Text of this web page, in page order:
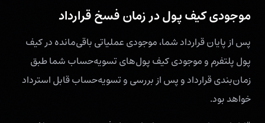
موجودی کیف پول در زمان فسخ قرارداد
پس از پایان قرارداد شما، موجودی عملیاتی باقی‌مانده در کیف
پول پلتفرم و موجودی کیف پول‌های تسویه‌حساب شما طبق
زمان‌بندی قرارداد و پس از بررسی و تسویه‌حساب قابل استرداد
خواهد بود.